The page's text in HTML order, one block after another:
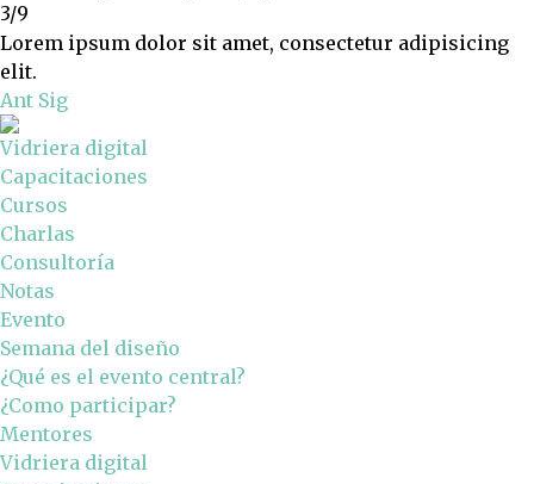
3/9
Lorem ipsum dolor sit amet, consectetur adipisicing
elit.
Ant Sig
Vidriera digital
Capacitaciones
Cursos
Charlas
Consultoría
Notas
Evento
Semana del diseño
¿Qué es el evento central?
¿Como participar?
Mentores
Vidriera digital